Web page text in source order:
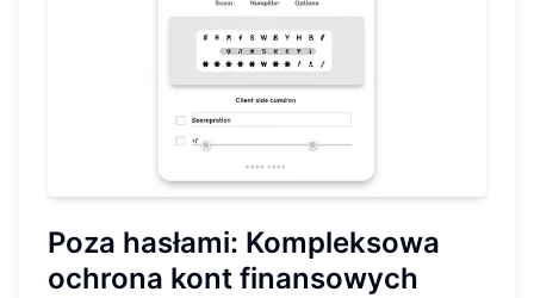
Poza hasłami: Kompleksowa
ochrona kont finansowych